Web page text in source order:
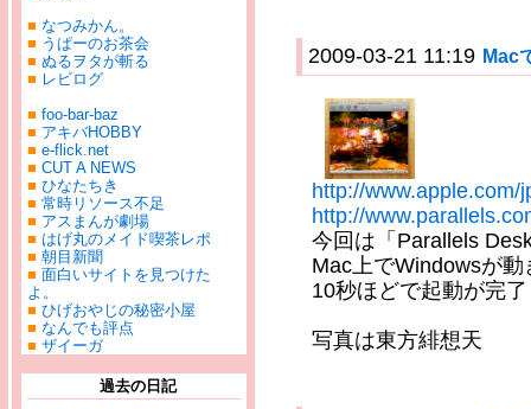
■ なつみかん。
■ うぱーのお茶会
■ ぬるヲタが斬る
■ レビログ
■ foo-bar-baz
■ アキバHOBBY
■ e-flick.net
■ CUT A NEWS
■ ひなたちき
■ 常時リソース不足
■ アスまんが劇場
■ はげ丸のメイド喫茶レポ
■ 朝目新聞
■ 面白いサイトを見つけた
よ。
■ ひげおやじの秘密小屋
■ なんでも評点
■ ザイーガ
過去の日記
2009-03-21 11:19 Mac
http://www.apple.com/
http://
今回は「Parallels
Mac上でWindowsが動
10秒ほどで起動が完
写真は東方緋想天